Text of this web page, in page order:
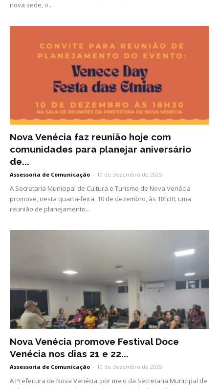
nova sede, o...
Nova Venécia faz reunião hoje com
comunidades para planejar aniversário
de...
Assessoria de Comunicação - 10 de dezembro de 2025
A Secretaria Municipal de Cultura e Turismo de Nova Venécia
promove, nesta quarta-feira, 10 de dezembro, às 18h30, uma
reunião de planejamento...
Nova Venécia promove Festival Doce
Venécia nos dias 21 e 22...
Assessoria de Comunicação - 10 de dezembro de 2025
A Prefeitura de Nova Venécia, por meio da Secretaria Municipal de